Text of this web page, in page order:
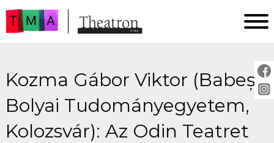
AKTUÁLIS
ARCHÍVUM
IMPRESSZUM
SZERZŐINKNEK
Kozma Gábor Viktor (Babeș–
Bolyai Tudományegyetem,
Kolozsvár): Az Odin Teatret